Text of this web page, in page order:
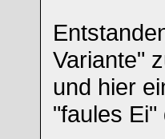
Variante"
und hier
"faules